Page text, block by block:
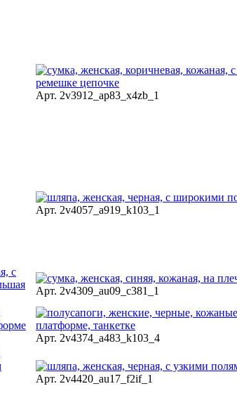
Арт. 2v3912_ap83_x4zb_1
Арт. 2v4057_a919_k103_1
Арт. 2v4309_au09_c381_1
Арт. 2v4374_a483_k103_4
Арт. 2v4420_au17_f2if_1